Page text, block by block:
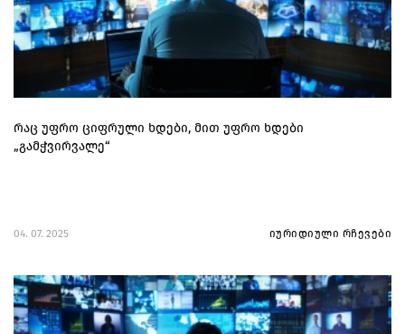
რაც უფრო ციფრული ხდები, მით უფრო ხდები
„გამჭვირვალე“
04. 07. 2025 იურიდიული რჩევები